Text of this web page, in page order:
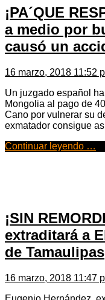
¡PA´QUE
a medio por
causó un
16 marzo, 2018 11:52
Un juzgado español
Mongolia al pago de
Cano por vulnerar su
exmatador consigue
Continuar leyendo …
¡SIN
extraditará a
de Tamaulipas
16 marzo, 2018 11:47